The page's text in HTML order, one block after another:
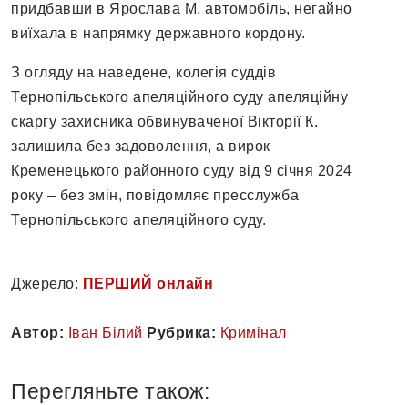
придбавши в Ярослава М. автомобіль, негайно
виїхала в напрямку державного кордону.
З огляду на наведене, колегія суддів
Тернопільського апеляційного суду апеляційну
скаргу захисника обвинуваченої Вікторії К.
залишила без задоволення, а вирок
Кременецького районного суду від 9 січня 2024
року – без змін, повідомляє пресслужба
Тернопільського апеляційного суду.
Джерело: ПЕРШИЙ онлайн
Автор: Іван Білий Рубрика: Кримінал
Перегляньте також: